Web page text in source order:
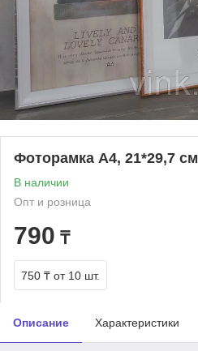
Фоторамка А4, 21*29,7 см
В наличии
Опт и розница
790 ₸
750 ₸ от 10 шт.
Описание Характеристики